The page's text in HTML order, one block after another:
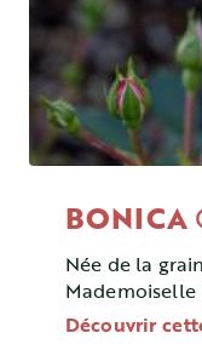
BONICA
Née de la
Picasso, ce
Découvrir